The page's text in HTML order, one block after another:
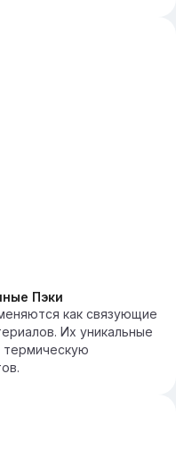
Пэки
как связующие
Их уникальные
термическую